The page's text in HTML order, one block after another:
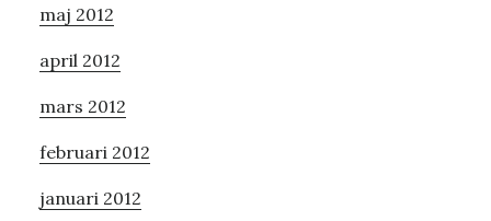
maj 2012
april 2012
mars 2012
februari 2012
januari 2012